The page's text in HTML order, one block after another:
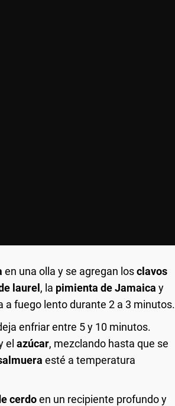
en una olla y se agregan losclavos
laurel , la pimienta de Jamaica y
a fuego lento durante 2 a 3 minutos.
enfriar entre 5 y 10 minutos.
el azúcar, mezclando hasta que se
esté a temperatura
cerdoen un recipiente profundo y